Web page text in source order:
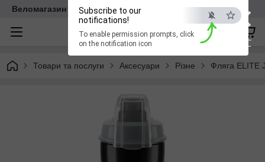
×
ESC
Subscribe to our
notifications!
To enable permission prompts, click
on the notification icon
Веломагазин EasyBike
Товари та послуги Аксесуари Різне Фляга ELITE